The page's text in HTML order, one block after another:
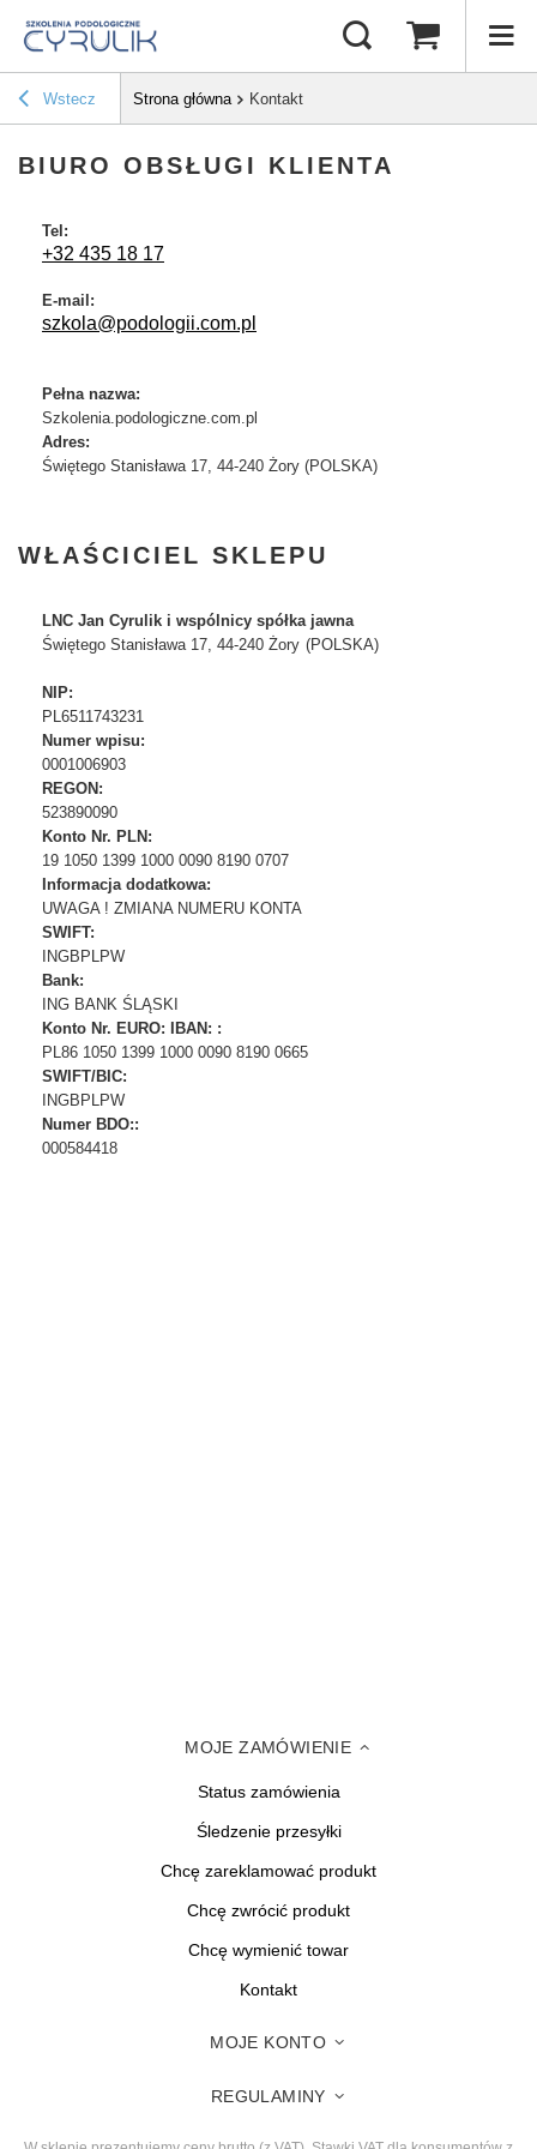
Wstecz Strona główna Kontakt
BIURO OBSŁUGI KLIENTA
Tel:
+32 435 18 17
E-mail:
szkola@podologii.com.pl
Pełna nazwa:
Szkolenia.podologiczne.com.pl
Adres:
Świętego Stanisława 17, 44-240 Żory (POLSKA)
WŁAŚCICIEL SKLEPU
LNC Jan Cyrulik i wspólnicy spółka jawna
Świętego Stanisława 17, 44-240 Żory (POLSKA)
NIP:
PL6511743231
Numer wpisu:
0001006903
REGON:
523890090
Konto Nr. PLN:
19 1050 1399 1000 0090 8190 0707
Informacja dodatkowa:
UWAGA ! ZMIANA NUMERU KONTA
SWIFT:
INGBPLPW
Bank:
ING BANK ŚLĄSKI
Konto Nr. EURO: IBAN: :
PL86 1050 1399 1000 0090 8190 0665
SWIFT/BIC:
INGBPLPW
Numer BDO::
000584418
MOJE ZAMÓWIENIE
Status zamówienia
Śledzenie przesyłki
Chcę zareklamować produkt
Chcę zwrócić produkt
Chcę wymienić towar
Kontakt
MOJE KONTO
REGULAMINY